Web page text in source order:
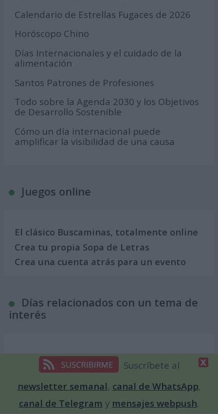
Calendario de Estrellas Fugaces de 2026
Horóscopo Chino
Días Internacionales y el cuidado de la
alimentación
Santos Patrones de Profesiones
Todo sobre la Agenda 2030 y los Objetivos
de Desarrollo Sostenible
Cómo un día internacional puede
amplificar la visibilidad de una causa
Juegos online
El clásico Buscaminas, totalmente online
Crea tu propia Sopa de Letras
Crea una cuenta atrás para un evento
Días relacionados con un tema de
interés
Calendario para Enamorados. Días
internacionales y mundiales del amor
Calendario feminista: días del año
dedicados a la mujer
Suscríbete al
newsletter semanal, canal de WhatsApp,
canal de Telegram y mensajes webpush.